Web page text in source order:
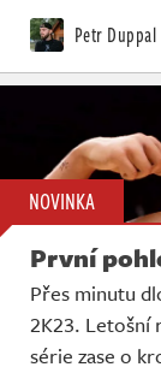
Petr Duppal
NOVINKA
První
Přes minutu
2K23. Letošní
série zase o